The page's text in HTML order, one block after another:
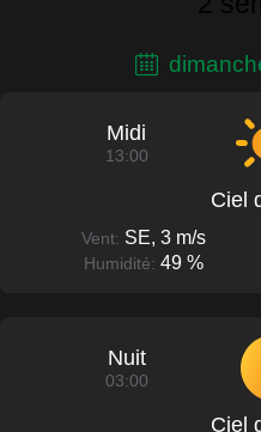
Midi
13:00
Ciel
Vent: SE, 3 m/s
Humidité: 49 %
Nuit
03:00
Ciel